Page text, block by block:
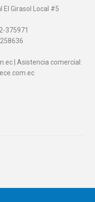
El Girasol Local #5
375971
| Asistencia comercial: